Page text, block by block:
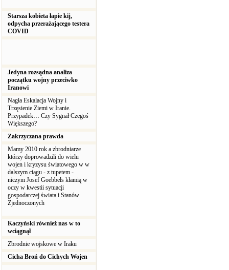
Starsza kobieta łapie kij,
odpycha przerażającego testera
COVID
Jedyna rozsądna analiza
początku wojny przeciwko
Iranowi
Nagła Eskalacja Wojny i
Trzęsienie Ziemi w Iranie.
Przypadek… Czy Sygnał Czegoś
Większego?
Zakrzyczana prawda
Mamy 2010 rok a zbrodniarze
którzy doprowadzili do wielu
wojen i kryzysu światowego w w
dalszym ciągu - z tupetem -
niczym Josef Goebbels kłamią w
oczy w kwestii sytuacji
gospodarczej świata i Stanów
Zjednoczonych
Kaczyński również nas w to
wciągnął
Zbrodnie wojskowe w Iraku
Cicha Broń do Cichych Wojen